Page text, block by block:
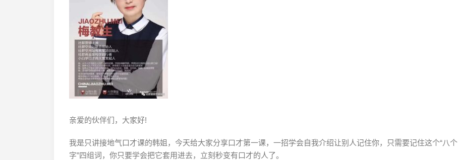
亲爱的伙伴们，大家好!
我是只讲接地气口才课的韩姐，今天给大家分享口才第一课，一招学会自我介绍让别人记住你，只需要记住这个“八个
字”四组词，你只要学会把它套用进去，立刻秒变有口才的人了。